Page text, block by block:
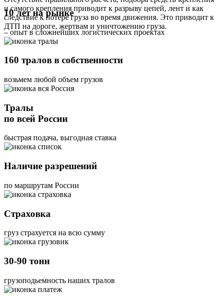
и самого крепления приводит к разрыву цепей, лент и как
следствие к потере груза во время движения. Это приводит к
ДТП на дороге, жертвам и уничтожению груза.
10 лет на рынке
– опыт в сложнейших логистических проектах
160 тралов в собственности
возьмем любой объем грузов
Тралы
по всей России
быстрая подача, выгодная ставка
Наличие разрешений
по маршрутам России
Страховка
груз страхуется на всю сумму
30-90 тонн
грузоподьемность наших тралов